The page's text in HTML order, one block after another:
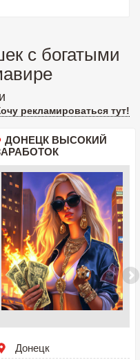
с богатыми
рекламироваться тут!
ДОНЕЦК ВЫСОКИЙ
Донецк